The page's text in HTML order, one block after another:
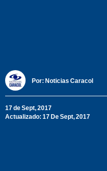
Por: Noticias Caracol
17 de Sept, 2017
Actualizado: 17 De Sept, 2017